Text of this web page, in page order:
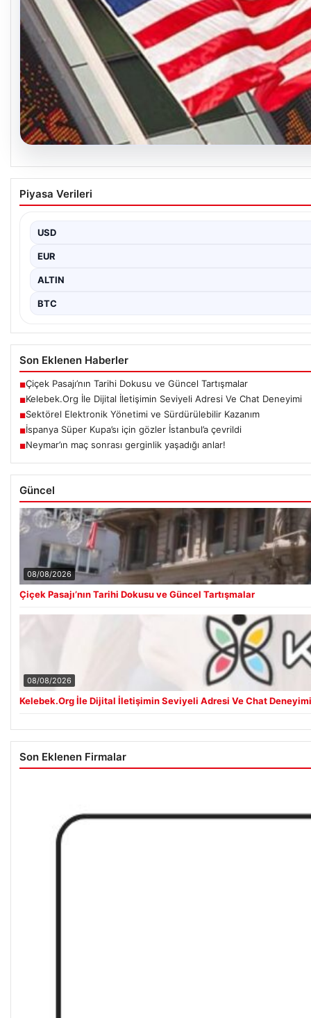
04.08.2026
FED faiz kararı ne zaman açıklanacak?
Piyasa Verileri
USD
EUR
ALTIN
BTC
Son Eklenen Haberler
■Çiçek Pasajı’nın Tarihi Dokusu ve Güncel Tartışmalar
■Kelebek.Org İle Dijital İletişimin Seviyeli Adresi Ve Chat Deneyimi
■Sektörel Elektronik Yönetimi ve Sürdürülebilir Kazanım
■İspanya Süper Kupa’sı için gözler İstanbul’a çevrildi
■Neymar’ın maç sonrası gerginlik yaşadığı anlar!
Güncel
08/08/2026
Çiçek Pasajı’nın Tarihi Dokusu ve Güncel Tartışmalar
08/08/2026
Kelebek.Org İle Dijital İletişimin Seviyeli Adresi Ve Chat Deneyimi
Son Eklenen Firmalar